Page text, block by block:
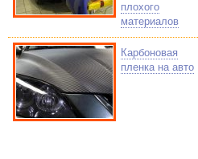
плохого
материалов
Карбоновая
пленка на авто